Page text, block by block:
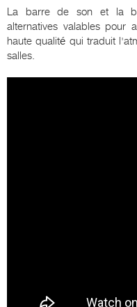
La barre de son et la
alternatives valables pour
haute qualité qui traduit
salles.